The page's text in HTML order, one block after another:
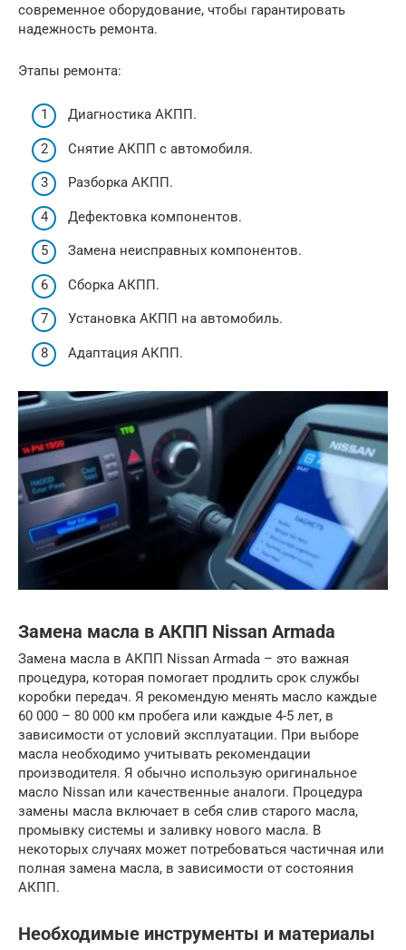
современное оборудование, чтобы гарантировать
надежность ремонта.
Этапы ремонта:
Диагностика АКПП.
Снятие АКПП с автомобиля.
Разборка АКПП.
Дефектовка компонентов.
Замена неисправных компонентов.
Сборка АКПП.
Установка АКПП на автомобиль.
Адаптация АКПП.
Замена масла в АКПП Nissan Armada
Замена масла в АКПП Nissan Armada – это важная
процедура, которая помогает продлить срок службы
коробки передач. Я рекомендую менять масло каждые
60 000 – 80 000 км пробега или каждые 4-5 лет, в
зависимости от условий эксплуатации. При выборе
масла необходимо учитывать рекомендации
производителя. Я обычно использую оригинальное
масло Nissan или качественные аналоги. Процедура
замены масла включает в себя слив старого масла,
промывку системы и заливку нового масла. В
некоторых случаях может потребоваться частичная или
полная замена масла, в зависимости от состояния
АКПП.
Необходимые инструменты и материалы